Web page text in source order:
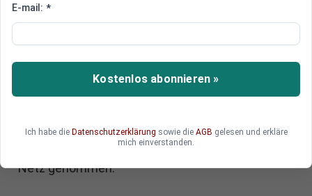
Konzerne verklagen Regierung
Atomausstieg: Steuerzahler
droht Milliarden-Zahlung
Die Energie-Konzerne E.ON, RWE und Vattenfall
der Atom-Katastrophe von Fukushima wurden
Netz genommen.
E-mail: *
Kostenlos abonnieren »
Ich habe die Datenschutzerklärung sowie die AGB gelesen und erkläre
mich einverstanden.